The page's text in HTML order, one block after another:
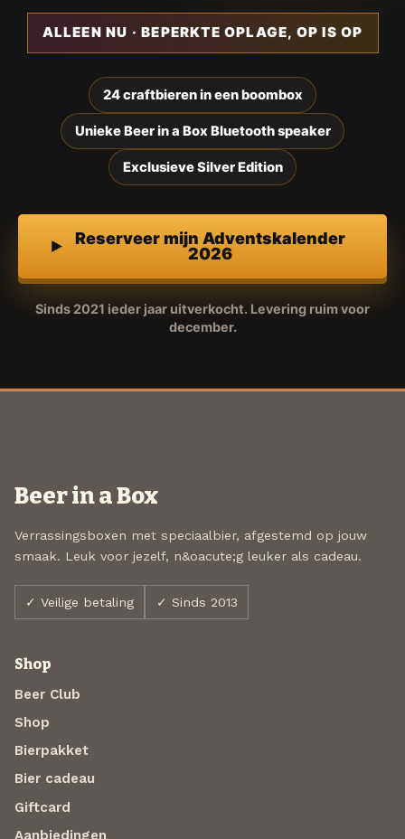
ALLEEN NU · BEPERKTE OPLAGE, OP IS OP
24 craftbieren in een boombox
Unieke Beer in a Box Bluetooth speaker
Exclusieve Silver Edition
Reserveer mijn Adventskalender
2026
Sinds 2021 ieder jaar uitverkocht. Levering ruim voor
december.
Beer in a Box
Verrassingsboxen met speciaalbier, afgestemd op jouw
smaak. Leuk voor jezelf, n&oacute;g leuker als cadeau.
✓ Veilige betaling ✓ Sinds 2013
Shop
Beer Club
Shop
Bierpakket
Bier cadeau
Giftcard
Aanbiedingen